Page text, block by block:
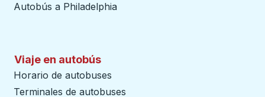
Autobús a Philadelphia
Viaje en autobús
Horario de autobuses
Terminales de autobuses